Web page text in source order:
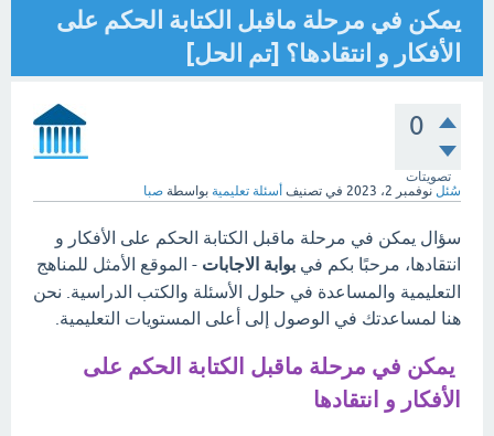
يمكن في مرحلة ماقبل الكتابة الحكم على
الأفكار و انتقادها؟ [تم الحل]
0
تصويتات
سُئل نوفمبر 2، 2023 في تصنيف أسئلة تعليمية بواسطة صبا
سؤال يمكن في مرحلة ماقبل الكتابة الحكم على الأفكار و
انتقادها، مرحبًا بكم في بوابة الاجابات - الموقع الأمثل للمناهج
التعليمية والمساعدة في حلول الأسئلة والكتب الدراسية. نحن
هنا لمساعدتك في الوصول إلى أعلى المستويات التعليمية.
يمكن في مرحلة ماقبل الكتابة الحكم على
الأفكار و انتقادها